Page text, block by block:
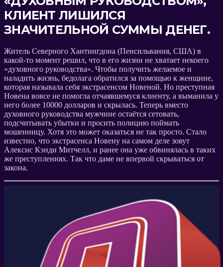
КЛИЕНТ ЛИШИЛСЯ
ЗНАЧИТЕЛЬНОЙ СУММЫ ДЕНЕГ.
Житель Северного Хантингдона (Пенсильвания, США) в
какой-то момент решил, что в его жизни не хватает некоего
«духовного руководства». Чтобы получить желаемое и
наладить жизнь, бедолага обратился за помощью к женщине,
которая называла себя экстрасенсом Новеной. Но преступная
Новена вовсе не помогла отчаявшемуся клиенту, а выманила у
него более 10000 долларов и скрылась. Теперь вместо
духовного руководства мужчине остаётся сетовать,
подсчитывать убытки и просить полицию поймать
мошенницу. Хотя это может оказаться не так просто. Стало
известно, что экстрасенса Новену на самом деле зовут
Алексис Кэнди Митчелл, и ранее она уже обвинялась в таких
же преступлениях. Так что даме не впервой скрываться от
закона.